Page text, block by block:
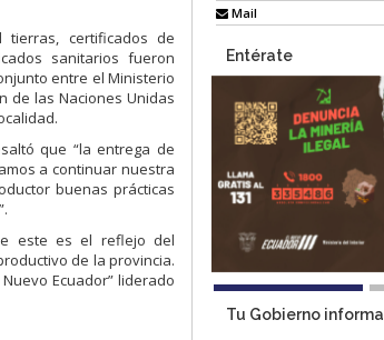
tierras, certificados de
sanitarios fueron
entre el Ministerio
de las Naciones Unidas
que “la entrega de
a continuar nuestra
buenas prácticas
este es el reflejo del
de la provincia.
Ecuador” liderado
Mail
Entérate
Tu Gobierno informa